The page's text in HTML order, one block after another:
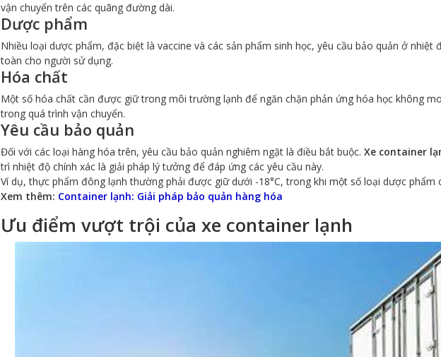
vận chuyển trên các quãng đường dài.
Dược phẩm
Nhiều loại dược phẩm, đặc biệt là vaccine và các sản phẩm sinh học, yêu cầu bảo quản ở nhiệt
toàn cho người sử dụng.
Hóa chất
Một số hóa chất cần được giữ trong môi trường lạnh để ngăn chặn phản ứng hóa học không
trong quá trình vận chuyển.
Yêu cầu bảo quản
Đối với các loại hàng hóa trên, yêu cầu bảo quản nghiêm ngặt là điều bắt buộc. Xe container
trì nhiệt độ chính xác là giải pháp lý tưởng để đáp ứng các yêu cầu này.
Ví dụ, thực phẩm đông lạnh thường phải được giữ dưới -18°C, trong khi một số loại dược phẩm
Xem thêm: Container lạnh: Giải pháp bảo quản hàng hóa
Ưu điểm vượt trội của xe container lạnh